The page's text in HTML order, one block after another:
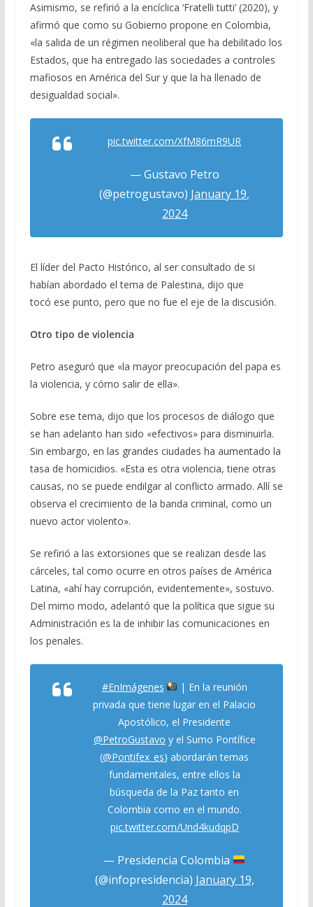
Asimismo, se refirió a la encíclica ‘Fratelli tutti’ (2020), y
afirmó que como su Gobierno propone en Colombia,
«la salida de un régimen neoliberal que ha debilitado los
Estados, que ha entregado las sociedades a controles
mafiosos en América del Sur y que la ha llenado de
desigualdad social».
pic.twitter.com/XfM86mR9UR
— Gustavo Petro
(@petrogustavo) January 19,
2024
El líder del Pacto Histórico, al ser consultado de si
habían abordado el tema de Palestina, dijo que
tocó ese punto, pero que no fue el eje de la discusión.
Otro tipo de violencia
Petro aseguró que «la mayor preocupación del papa es
la violencia, y cómo salir de ella».
Sobre ese tema, dijo que los procesos de diálogo que
se han adelanto han sido «efectivos» para disminuirla.
Sin embargo, en las grandes ciudades ha aumentado la
tasa de homicidios. «Esta es otra violencia, tiene otras
causas, no se puede endilgar al conflicto armado. Allí se
observa el crecimiento de la banda criminal, como un
nuevo actor violento».
Se refirió a las extorsiones que se realizan desde las
cárceles, tal como ocurre en otros países de América
Latina, «ahí hay corrupción, evidentemente», sostuvo.
Del mimo modo, adelantó que la política que sigue su
Administración es la de inhibir las comunicaciones en
los penales.
#EnImágenes
| En la reunión
privada que tiene lugar en el Palacio
Apostólico, el Presidente
@PetroGustavo y el Sumo Pontífice
(@Pontifex_es) abordarán temas
fundamentales, entre ellos la
búsqueda de la Paz tanto en
Colombia como en el mundo.
pic.twitter.com/Und4kudqpD
— Presidencia Colombia
(@infopresidencia) January 19,
2024